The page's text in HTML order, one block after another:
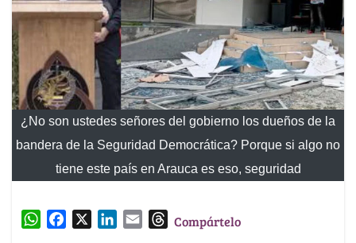
¿No son ustedes señores del gobierno los dueños de la
bandera de la Seguridad Democrática? Porque si algo no
tiene este país en Arauca es eso, seguridad
W
TCompártelo